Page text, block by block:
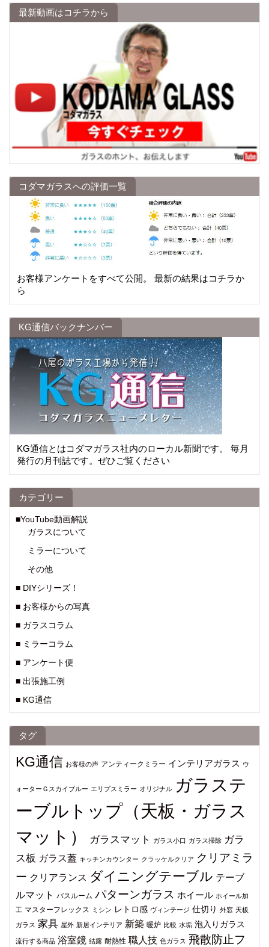
最新動画はコチラから
コダマガラスへの評価一覧
お客様アンケートをすべて公開。 最新の結果はコチラか
ら
KG通信バックナンバー
KG通信とはコダマガラス社内のローカル新聞です。 毎月
発行の月刊誌です。ぜひご覧ください
カテゴリー
■YouTube動画解説
ガラスについて
ミラーについて
その他
■ DIYシリーズ！
■ お客様からの写真
■ ガラスコラム
■ ミラーコラム
■ アンケート便
■ 出張施工例
■ KG通信
タグ
KG通信 お客様の声 アンティークミラー インテリアガラス ウ
ォーターＧスカイブルー エリプスミラー オリジナル ガラステ
ーブルトップ（天板・ガラス
マット）
ガラスマット ガラス小口 ガラス掃除 ガラ
ス板 ガラス蓋 キッチンカウンター クラッケルクリア クリアミラ
ー クリアランス ダイニングテーブル テーブ
ルマット バスルーム パターンガラス ホイール ホイール加
工 マスターフレックス ミシン レトロ感 ヴィンテージ 仕切り 外窓 天板
ガラス 家具 屋外 新居インテリア 新築 暖炉 比較 水垢 泡入りガラス
流行する商品 浴室鏡 結露 耐熱性 職人技 色ガラス 飛散防止フ